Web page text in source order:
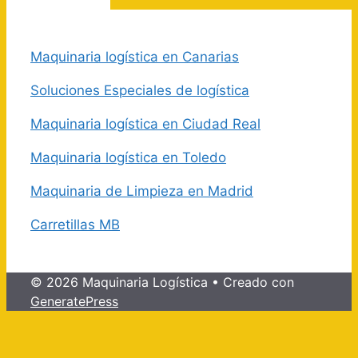
Maquinaria logística en Canarias
Soluciones Especiales de logística
Maquinaria logística en Ciudad Real
Maquinaria logística en Toledo
Maquinaria de Limpieza en Madrid
Carretillas MB
© 2026 Maquinaria Logística • Creado con
GeneratePress